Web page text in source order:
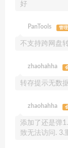
好
PanTools 管
不支持跨网盘
zhaohahha
转存提示无数
zhaohahha
添加了还是弹
致无法访问. 3.